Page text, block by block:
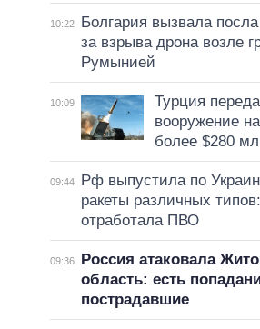
10:22
Болгария вызвала
за взрыва дрона возле
Румынией
10:09
Турция
вооружение
более $280
09:44
Рф выпустила по
ракеты различных
отработала ПВО
09:36
Россия атаковала
область: есть
пострадавшие